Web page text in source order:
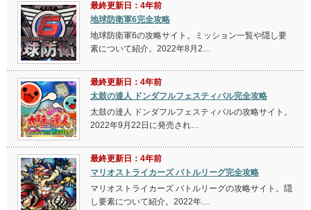
最終更新日：4年前
地球防衛軍6完全攻略
地球防衛軍6の攻略サイト。ミッション一覧や隠し要
素について紹介。2022年8月2…
最終更新日：4年前
太鼓の達人 ドンダフルフェスティバル完全攻略
太鼓の達人 ドンダフルフェスティバルの攻略サイト。
2022年9月22日に発売され…
最終更新日：4年前
マリオストライカーズ バトルリーグ完全攻略
マリオストライカーズ バトルリーグの攻略サイト。隠
し要素について紹介。2022年…